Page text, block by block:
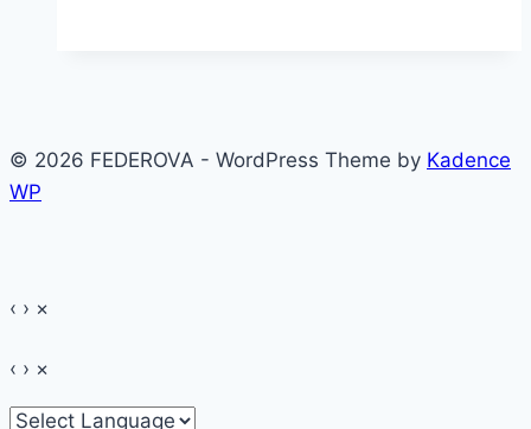
© 2026 FEDEROVA - WordPress Theme by Kadence
WP
‹ › ×
‹ › ×